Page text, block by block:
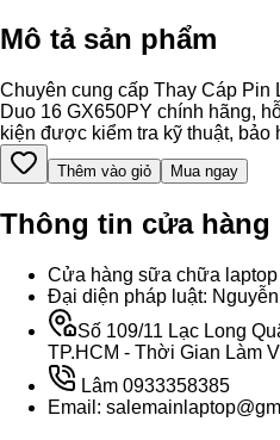
Mô tả sản phẩm
Chuyên cung cấp Thay Cáp Pin
Duo 16 GX650PY chính hãng,
kiện được kiểm tra kỹ thuật, bảo
Thêm vào giỏ Mua ngay
Thông tin cửa hàng
Cửa hàng sữa chữa laptop
Đại diện pháp luật:
Số 109/11 Lạc Long
TP.HCM - Thời Gian Làm
Lâm 0933358385
Email: